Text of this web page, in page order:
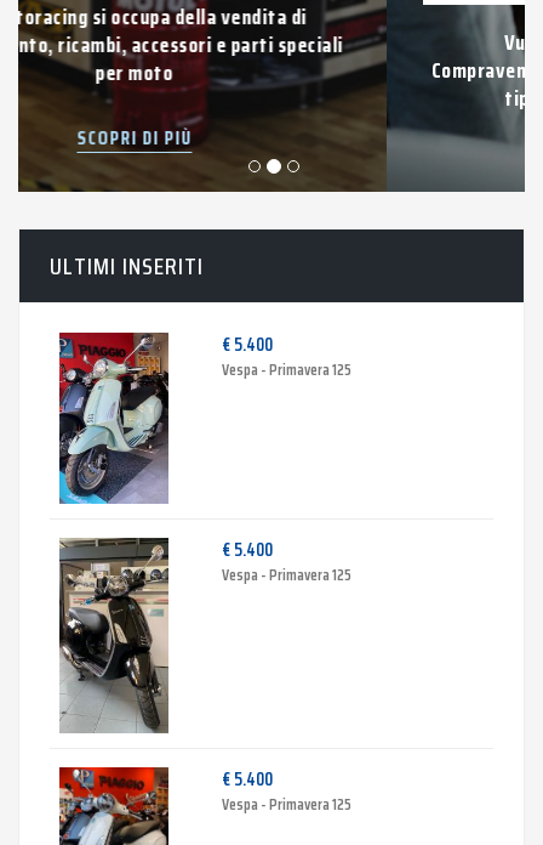
Vuoi vendere la tua auto usata?
Compravendita di auto e veicoli usati di qualsiasi
tipo con pagamento immediato.
SCOPRI DI PIÙ
ULTIMI INSERITI
€ 5.400
Vespa - Primavera 125
€ 5.400
Vespa - Primavera 125
€ 5.400
Vespa - Primavera 125